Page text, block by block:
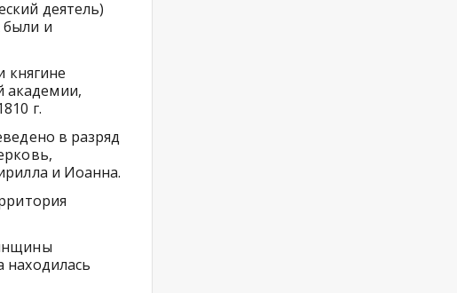
деятель)
были и
княгине
академии,
г.
в разряд
и Иоанна.
находилась